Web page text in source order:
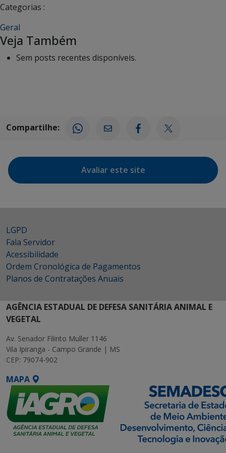
Categorias :
Geral
Veja Também
Sem posts recentes disponíveis.
Compartilhe:
Avaliar este site
LGPD
Fala Servidor
Acessibilidade
Ordem Cronológica de Pagamentos
Planos de Contratações Anuais
AGÊNCIA ESTADUAL DE DEFESA SANITÁRIA ANIMAL E
VEGETAL
Av. Senador Filinto Muller 1146
Vila Ipiranga - Campo Grande | MS
CEP: 79074-902
MAPA